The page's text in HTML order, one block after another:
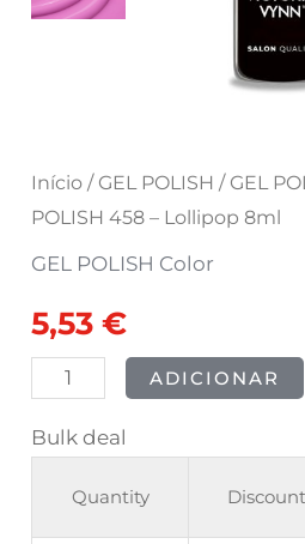
Início / GEL POLISH / GEL
POLISH 458 – Lollipop 8ml
GEL POLISH Color
5,53€
ADICIONAR
Bulk deal
Quantity Discount